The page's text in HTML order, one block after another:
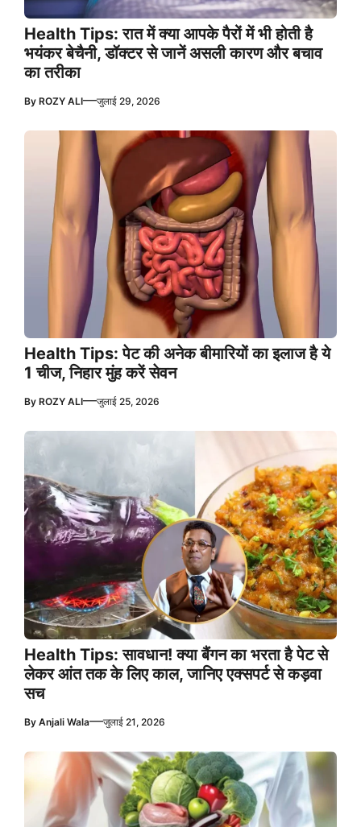
Health Tips: रात में क्या आपके पैरों में भी होती है
भयंकर बेचैनी, डॉक्टर से जानें असली कारण और बचाव
का तरीका
By ROZY ALI—जुलाई 29, 2026
Health Tips: पेट की अनेक बीमारियों का इलाज है ये
1 चीज, निहार मुंह करें सेवन
By ROZY ALI—जुलाई 25, 2026
Health Tips: सावधान! क्या बैंगन का भरता है पेट से
लेकर आंत तक के लिए काल, जानिए एक्सपर्ट से कड़वा
सच
By Anjali Wala—जुलाई 21, 2026